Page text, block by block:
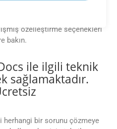
özelleştirme seçenekleri
bakın.
ile ilgili teknik
sağlamaktadır.
herhangi bir sorunu çözmeye